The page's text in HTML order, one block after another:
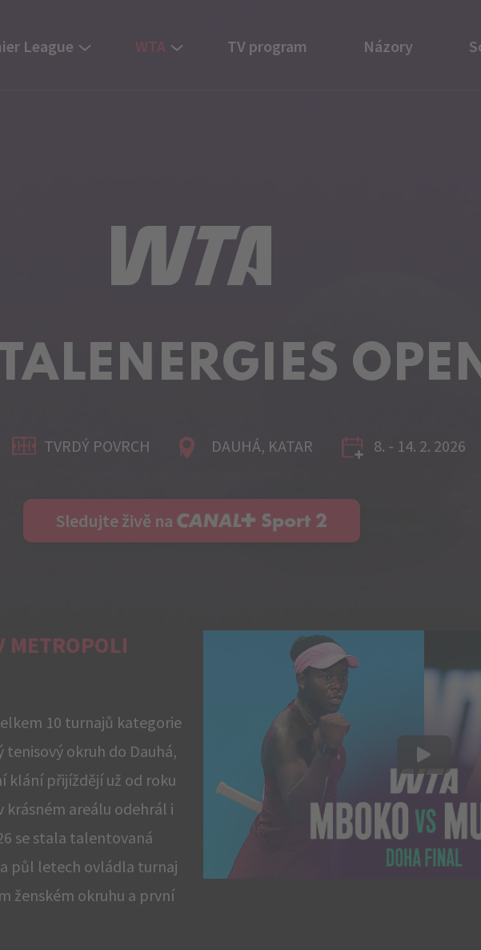
League WTA TV program Názory
TVRDÝ POVRCH DAUHÁ, KATAR 8. - 14. 2. 2026
Sledujte živě na C+ Sport 2
METROPOLI
10 turnajů kategorie
tenisový okruh do Dauhá,
klání přijíždějí už od roku
krásném areálu odehrál i
se stala talentovaná
půl letech ovládla turnaj
ženském okruhu a první